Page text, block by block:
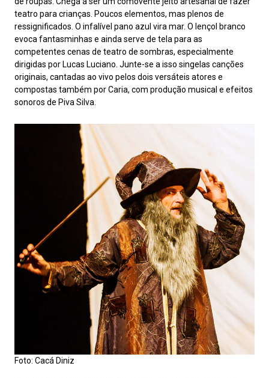
teatro para crianças. Poucos elementos, mas plenos de
ressignificados. O infalível pano azul vira mar. O lençol branco
evoca fantasminhas e ainda serve de tela para as
competentes cenas de teatro de sombras, especialmente
dirigidas por Lucas Luciano. Junte-se a isso singelas canções
originais, cantadas ao vivo pelos dois versáteis atores e
compostas também por Caria, com produção musical e efeitos
sonoros de Piva Silva.
Foto: Cacá Diniz